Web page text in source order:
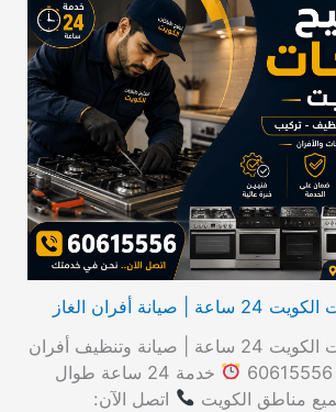
أفران الغاز
فني تصليح طباخات الكويت 24 ساعة | صيانة وتنظيف أفران
خدمة 24 ساعة طوال
مناطق الكويت
اتصل الآن: